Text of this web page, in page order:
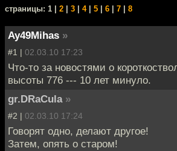
cтраницы: 1 | 2 3 4| 5 6 7 8
Ay49Mihas »
#1 | 02.03.10 17:23
Что-то за новостями о
высоты 776 --- 10 лет минуло.
gr.DRaCula »
#2 | 02.03.10 17:24
Говорят одно, делают другое!
Затем, опять о старом!